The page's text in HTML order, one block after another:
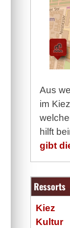
Aus
im
hilft
gibt
Ressorts
Kiez
Kultur